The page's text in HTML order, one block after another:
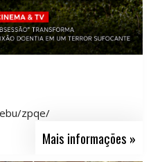
zpqe/
Mais informações »